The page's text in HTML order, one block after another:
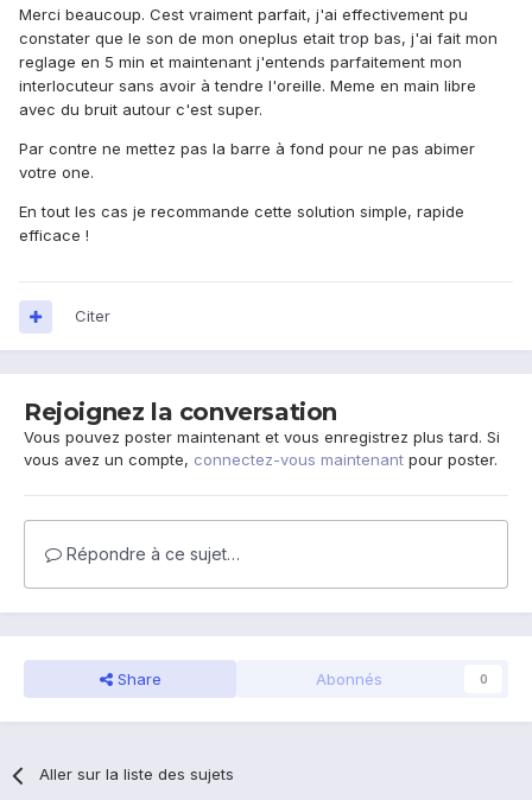
Merci beaucoup. Cest vraiment parfait, j'ai effectivement pu
constater que le son de mon oneplus etait trop bas, j'ai fait mon
reglage en 5 min et maintenant j'entends parfaitement mon
interlocuteur sans avoir à tendre l'oreille. Meme en main libre
avec du bruit autour c'est super.
Par contre ne mettez pas la barre à fond pour ne pas abimer
votre one.
En tout les cas je recommande cette solution simple, rapide
efficace !
Citer
Rejoignez la conversation
Vous pouvez poster maintenant et vous enregistrez plus tard. Si
vous avez un compte, connectez-vous maintenant pour poster.
Répondre à ce sujet…
Share Abonnés 0
Aller sur la liste des sujets